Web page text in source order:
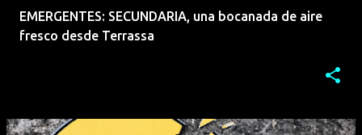
EMERGENTES: SECUNDARIA, una bocanada de aire
fresco desde Terrassa